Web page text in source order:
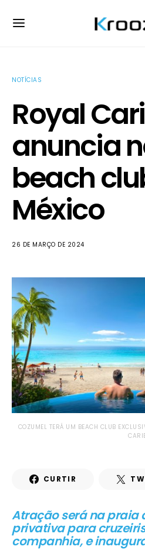
NOTÍCIAS
Royal
anuncia
beach
México
26 DE MARÇO DE 2024
COZUMEL TERÁ UM BEACH CLUB
CURTIR
Atração será na praia
privativa para
companhia, e